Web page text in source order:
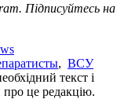
Підписуйтесь на
, ВСУ
текст і
це редакцію.